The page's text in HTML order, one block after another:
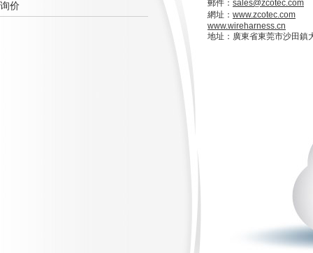
询价
郵件： sales@zcotec.com
網址： www.zcotec.com
www.wireharness.cn
地址：廣東省東莞市沙田鎮